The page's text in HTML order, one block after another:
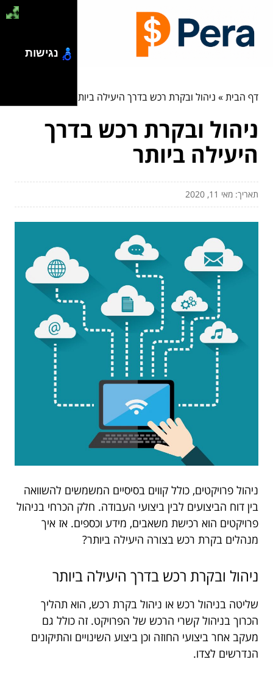
דף הבית» ניהול ובקרת רכש בדרך היעילה ביותר
ניהול ובקרת רכש בדרך
היעילה ביותר
תאריך: מאי 11, 2020
ניהול פרויקטים, כולל קווים בסיסיים המשמשים להשוואה
בין דוח הביצועים לבין ביצועי העבודה. חלק הכרחי בניהול
פרויקטים הוא רכישת משאבים, מידע וכספים. אז איך
מנהלים בקרת רכש בצורה היעילה ביותר?
ניהול ובקרת רכש בדרך היעילה ביותר
שליטה בניהול רכש או ניהול בקרת רכש, הוא תהליך
הכרוך בניהול קשרי הרכש של הפרויקט. זה כולל גם
מעקב אחר ביצועי החוזה וכן ביצוע השינויים והתיקונים
הנדרשים לצדו.
נגישות